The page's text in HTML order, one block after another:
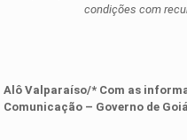
condições com
Alô Valparaíso/* Com as
Comunicação – Governo de